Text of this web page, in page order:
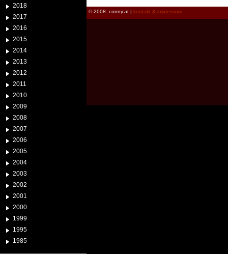
2018
2017
2016
2015
2014
2013
2012
2011
2010
2009
2008
2007
2006
2005
2004
2003
2002
2001
2000
1999
1995
1985
© 2008: conny.at | kontakt & impressum